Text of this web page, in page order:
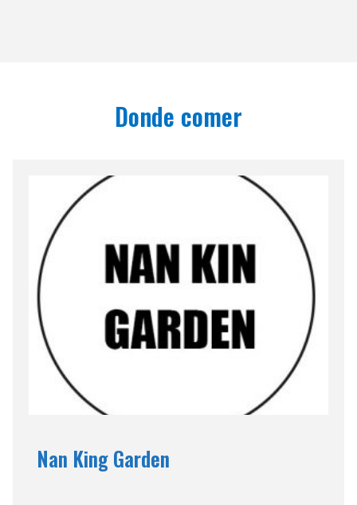
Donde comer
Nan King Garden